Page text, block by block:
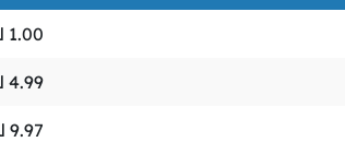
1.00
4.99
9.97